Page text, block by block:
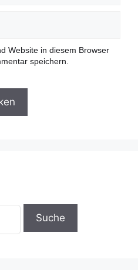
Website in diesem Browser
speichern.